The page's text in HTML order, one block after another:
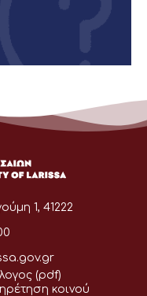
1, 41222
(pdf)
κοινού